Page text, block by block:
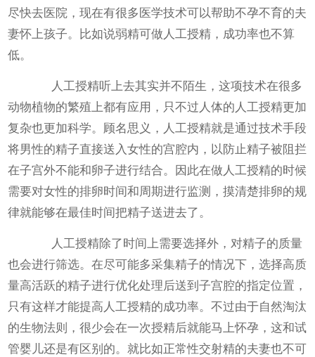
尽快去医院，现在有很多医学技术可以帮助不孕不育的夫
妻怀上孩子。比如说弱精可做人工授精，成功率也不算
低。
人工授精听上去其实并不陌生，这项技术在很多
动物植物的繁殖上都有应用，只不过人体的人工授精更加
复杂也更加科学。顾名思义，人工授精就是通过技术手段
将男性的精子直接送入女性的宫腔内，以防止精子被阻拦
在子宫外不能和卵子进行结合。因此在做人工授精的时候
需要对女性的排卵时间和周期进行监测，摸清楚排卵的规
律就能够在最佳时间把精子送进去了。
人工授精除了时间上需要选择外，对精子的质量
也会进行筛选。在尽可能多采集精子的情况下，选择高质
量高活跃的精子进行优化处理后送到子宫腔的指定位置，
只有这样才能提高人工授精的成功率。不过由于自然淘汰
的生物法则，很少会在一次授精后就能马上怀孕，这和试
管婴儿还是有区别的。就比如正常性交射精的夫妻也不可